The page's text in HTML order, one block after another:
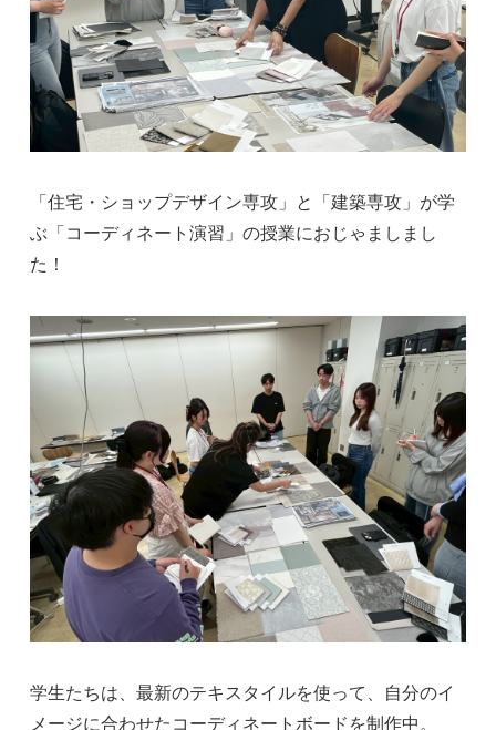
「住宅・ショップデザイン専攻」と「建築専攻」が学
ぶ「コーディネート演習」の授業におじゃましまし
た！
学生たちは、最新のテキスタイルを使って、自分のイ
メージに合わせたコーディネートボードを制作中。